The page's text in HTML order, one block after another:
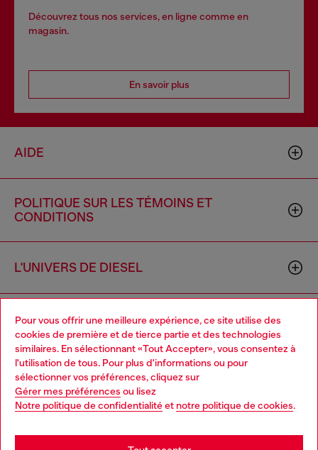
Pour vous offrir une meilleure expérience, ce site utilise des
cookies de première et de tierce partie et des technologies
similaires. En sélectionnant «Tout Accepter», vous consentez à
l'utilisation de tous. Pour plus d'informations ou pour
sélectionner vos préférences, cliquez sur
Gérer mes préférences ou lisez
Notre politique de confidentialitéet notre politique de cookies.
Découvrez tous nos services, en ligne comme en
magasin.
En savoir plus
AIDE
POLITIQUE SUR LES TÉMOINS ET
CONDITIONS
L'UNIVERS DE DIESEL
ENTREPRISE
Country: CA Language: FR
Choose your location
You are currently browsing Canada website, but it seems you
may be based in United States